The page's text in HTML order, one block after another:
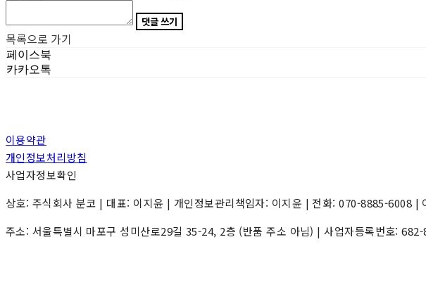
댓글 쓰기
목록으로 가기
페이스북
카카오톡
이용약관
개인정보처리방침
사업자정보확인
상호: 주식회사 분코 | 대표: 이지윤 | 개인정보관리책임자: 이지윤 | 전화: 070-8885-
주소: 서울특별시 마포구 성미산로29길 35-24, 2층 (반품 주소 아님) | 사업자등록번호:682-